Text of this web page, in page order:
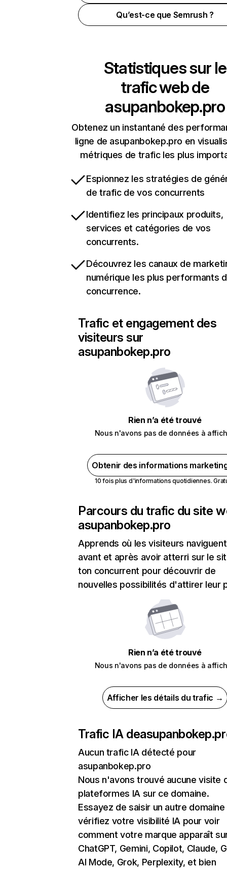
Qu’est-ce que Semrush ?
Statistiques sur le
trafic web de
asupanbokep.pro
Obtenez un instantané des
ligne de asupanbokep.pro en
métriques de trafic les plus
Espionnez les stratégies de
de trafic de vos concurrents
Identifiez les principaux produits,
services et catégories de vos
concurrents.
Découvrez les canaux de
numérique les plus performants
concurrence.
Trafic et engagement des
visiteurs sur
asupanbokep.pro
Rien n’a été trouvé
Nous n'avons pas de données à
Obtenir des informations
10 fois plus d'informations quotidiennes.
Parcours du trafic du site
asupanbokep.pro
Apprends où les visiteurs naviguent
avant et après avoir atterri sur le
ton concurrent pour découvrir de
nouvelles possibilités d'attirer leur
Rien n’a été trouvé
Nous n'avons pas de données à
Afficher les détails du trafic →
Trafic IA de
Aucun trafic IA détecté pour
asupanbokep.pro
Nous n'avons trouvé aucune visite
plateformes IA sur ce domaine.
Essayez de saisir un autre domaine
vérifiez votre visibilité IA pour voir
comment votre marque apparaît
ChatGPT, Gemini, Copilot, Claude,
AI Mode, Grok, Perplexity, et bien